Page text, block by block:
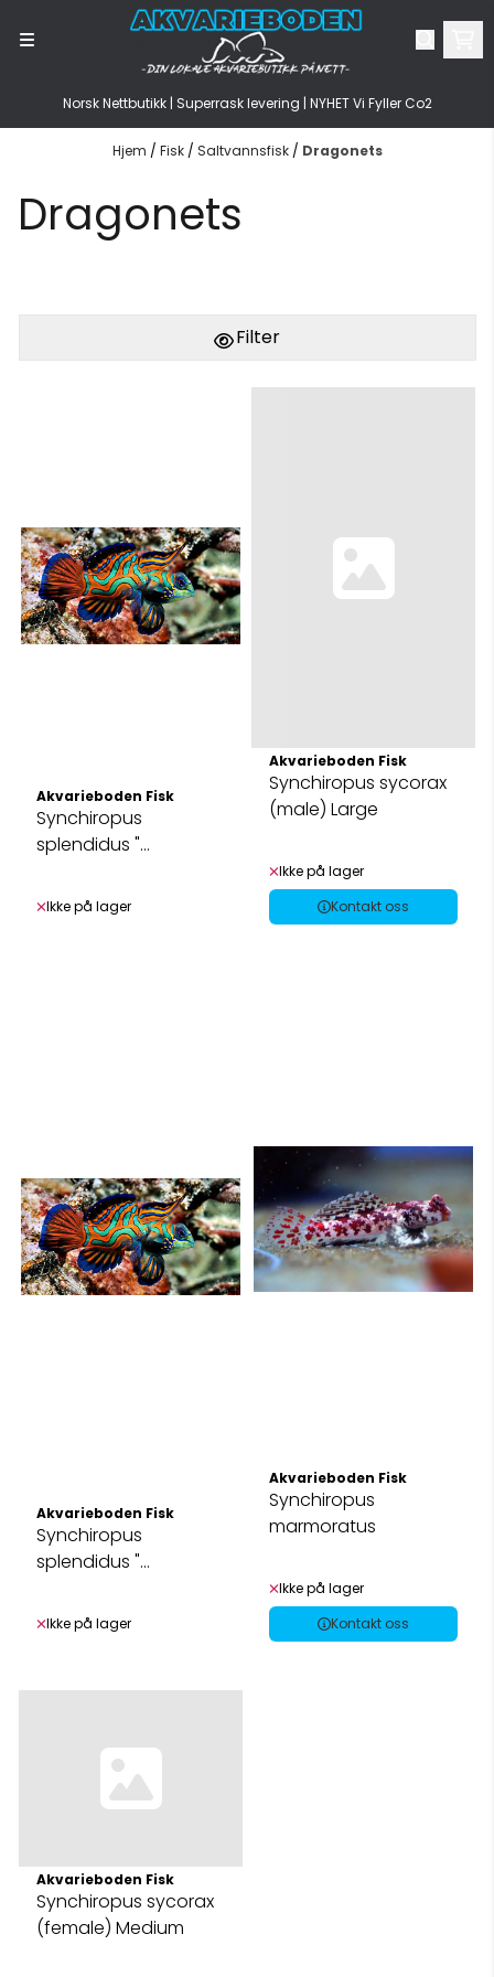
Hopp til innhold
Norsk Nettbutikk | Superrask levering | NYHET Vi Fyller Co2
Hjem / Fisk / Saltvannsfisk / Dragonets
Dragonets
Filter
Akvarieboden Fisk
Synchiropus
splendidus "
Ikke på lager
Akvarieboden Fisk
Synchiropus sycorax
(male) Large
Ikke på lager
Kontakt oss
Akvarieboden Fisk
Synchiropus
splendidus "
Ikke på lager
Akvarieboden Fisk
Synchiropus
marmoratus
Ikke på lager
Kontakt oss
Akvarieboden Fisk
Synchiropus sycorax
(female) Medium